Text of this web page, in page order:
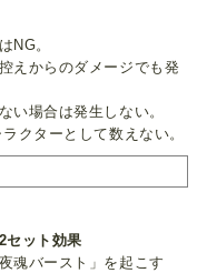
NG。
えからのダメージでも発
い場合は発生しない。
クターとして数えない。
セット効果
魂バースト」を起こす